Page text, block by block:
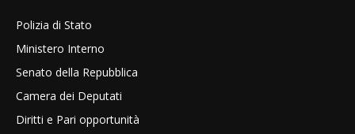
Polizia di Stato
Ministero Interno
Senato della Repubblica
Camera dei Deputati
Diritti e Pari opportunità